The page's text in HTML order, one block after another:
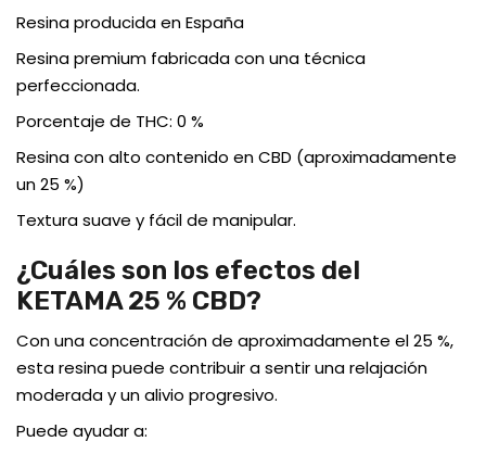
Resina producida en España
Resina premium fabricada con una técnica
perfeccionada.
Porcentaje de THC: 0 %
Resina con alto contenido en CBD (aproximadamente
un 25 %)
Textura suave y fácil de manipular.
¿Cuáles son los efectos del
KETAMA 25 % CBD?
Con una concentración de aproximadamente el 25 %,
esta resina puede contribuir a sentir una relajación
moderada y un alivio progresivo.
Puede ayudar a: